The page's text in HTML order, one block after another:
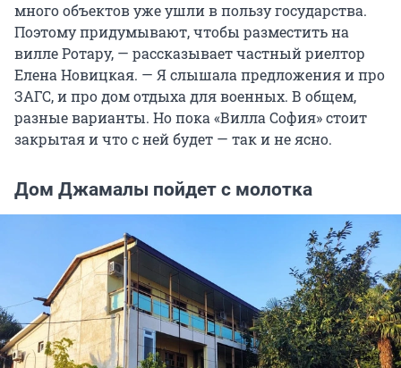
много объектов уже ушли в пользу государства.
Поэтому придумывают, чтобы разместить на
вилле Ротару, — рассказывает частный риелтор
Елена Новицкая. — Я слышала предложения и про
ЗАГС, и про дом отдыха для военных. В общем,
разные варианты. Но пока «Вилла София» стоит
закрытая и что с ней будет — так и не ясно.
Дом Джамалы пойдет с молотка